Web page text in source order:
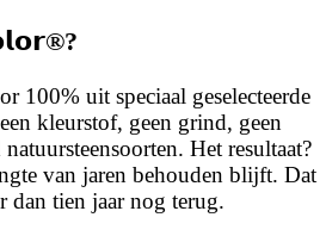
100% uit speciaal geselecteerde
kleurstof, geen grind, geen
Het resultaat?
van jaren behouden blijft. Dat
dan tien jaar nog terug.